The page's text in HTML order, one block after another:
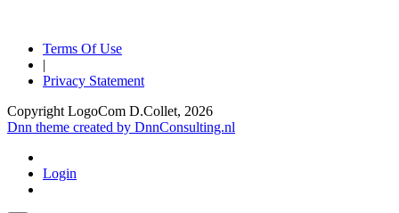
Terms Of Use
|
Privacy Statement
Copyright LogoCom D.Collet, 2026
Dnn theme created by DnnConsulting.nl
Login